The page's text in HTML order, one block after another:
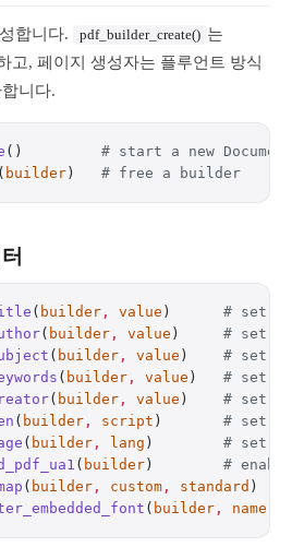
합니다. pdf_builder_create() 는
고, 페이지 생성자는 플루언트 방식
니다.
() # start a new
( builder ) # free a builder
( builder , value ) # set
( builder , value ) # set
( builder , value ) # set
( builder , value ) # set
( builder , value ) # set
( builder , script ) # set a
( builder , lang ) # set
( builder ) #
( builder , custom , standard
( builder , name